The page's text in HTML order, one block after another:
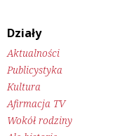
Działy
Aktualności
Publicystyka
Kultura
Afirmacja TV
Wokół rodziny